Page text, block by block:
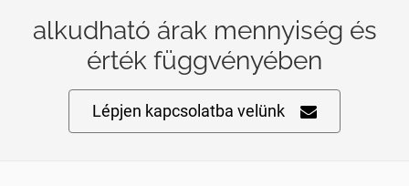
alkudható árak mennyiség és
érték függvényében
Lépjen kapcsolatba velünk